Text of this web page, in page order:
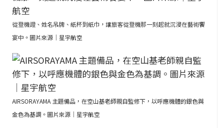
從登機證、姓名吊牌、紙杯到紙巾，讓旅客從登機那一刻起就沉浸在藝術饗
宴中。圖片來源｜星宇航空
AIRSORAYAMA 主題備品，在空山基老師親自監修下，以呼應機體的銀色與
金色為基調。圖片來源｜星宇航空